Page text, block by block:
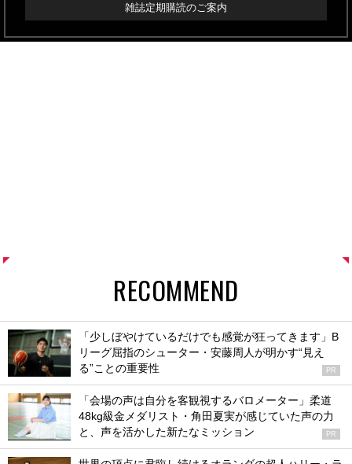
雑誌定期購読のご案内
RECOMMEND
「少しぼやけているだけでも感覚が狂ってきます」B
リーグ屈指のシューター・安藤周人が明かす“見え
る”ことの重要性
PR
「会場の声は自分を客観視するバロメーター」柔道
48kg級金メダリスト・角田夏実が感じていた声の力
と、声を活かした新たなミッション
PR